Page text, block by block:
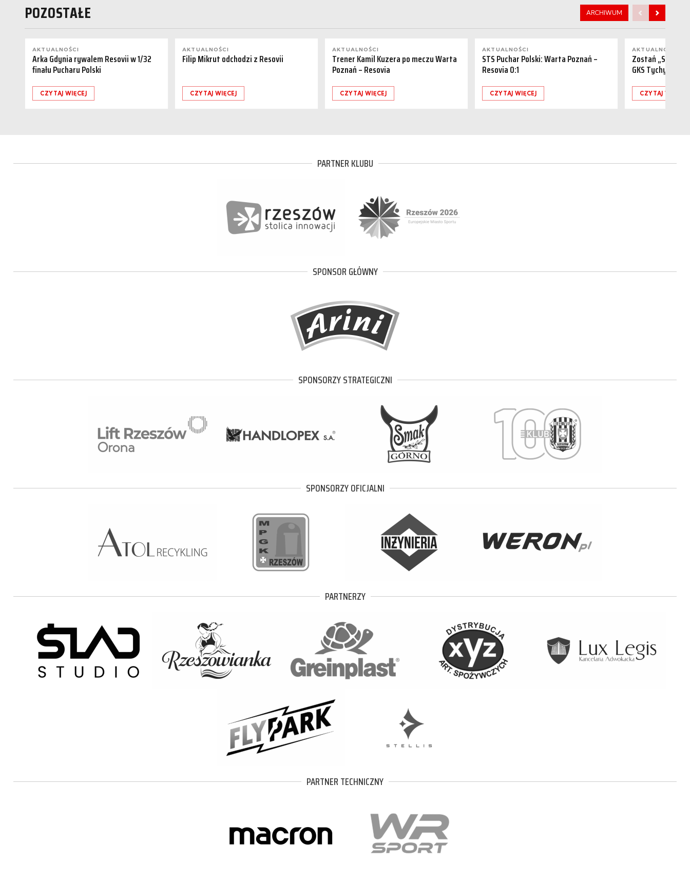
POZOSTAŁE ARCHIWUM
AKTUALNOŚCI
Arka Gdynia rywalem Resovii w 1/32
finału Pucharu Polski
CZYTAJ WIĘCEJ
AKTUALNOŚCI
Filip Mikrut odchodzi z Resovii
CZYTAJ WIĘCEJ
AKTUALNOŚCI
Trener Kamil Kuzera po meczu Warta
Poznań – Resovia
CZYTAJ WIĘCEJ
AKTUALNOŚCI
STS Puchar Polski: Warta Poznań –
Resovia 0:1
CZYTAJ WIĘCEJ
AKTUALNOŚCI
Zostań
GKS Tychy
CZYTAJ WIĘCEJ
PARTNER KLUBU
SPONSOR GŁÓWNY
SPONSORZY STRATEGICZNI
SPONSORZY OFICJALNI
PARTNERZY
PARTNER TECHNICZNY